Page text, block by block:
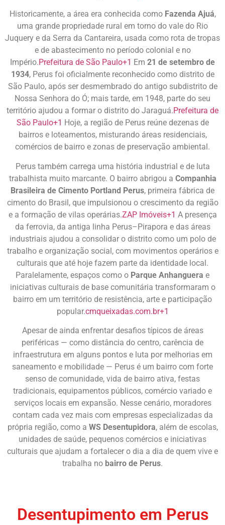
Historicamente, a área era conhecida como Fazenda Ajuá,
uma grande propriedade rural em torno do vale do Rio
Juquery e da Serra da Cantareira, usada como rota de tropas
e de abastecimento no período colonial e no
Império.Prefeitura de São Paulo+1 Em 21 de setembro de
1934, Perus foi oficialmente reconhecido como distrito de
São Paulo, após ser desmembrado do antigo subdistrito de
Nossa Senhora do Ó; mais tarde, em 1948, parte do seu
território ajudou a formar o distrito do Jaraguá.Prefeitura de
São Paulo+1 Hoje, a região de Perus reúne dezenas de
bairros e loteamentos, misturando áreas residenciais,
comércios de bairro e zonas de preservação ambiental.
Perus também carrega uma história industrial e de luta
trabalhista muito marcante. O bairro abrigou a Companhia
Brasileira de Cimento Portland Perus, primeira fábrica de
cimento do Brasil, que impulsionou o crescimento da região
e a formação de vilas operárias.ZAP Imóveis+1 A presença
da ferrovia, da antiga linha Perus–Pirapora e das áreas
industriais ajudou a consolidar o distrito como um polo de
trabalho e organização social, com movimentos operários e
culturais que até hoje fazem parte da identidade local.
Paralelamente, espaços como o Parque Anhanguera e
iniciativas culturais de base comunitária transformaram o
bairro em um território de resistência, arte e participação
popular.cmqueixadas.com.br+1
Apesar de ainda enfrentar desafios típicos de áreas
periféricas — como distância do centro, carência de
infraestrutura em alguns pontos e luta por melhorias em
saneamento e mobilidade — Perus é um bairro com forte
senso de comunidade, vida de bairro ativa, festas
tradicionais, equipamentos públicos, comércio variado e
serviços locais em expansão. Nesse cenário, moradores
contam cada vez mais com empresas especializadas da
própria região, como a WS Desentupidora, além de escolas,
unidades de saúde, pequenos comércios e iniciativas
culturais que ajudam a fortalecer o dia a dia de quem vive e
trabalha no bairro de Perus.
Desentupimento em Perus